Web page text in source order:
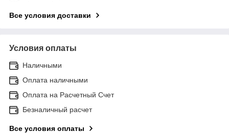
Все условия доставки
Условия оплаты
Наличными
Оплата наличными
Оплата на Расчетный Счет
Безналичный расчет
Все условия оплаты